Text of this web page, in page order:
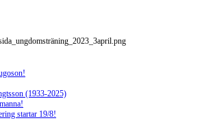
(1933-2025)
startar 19/8!